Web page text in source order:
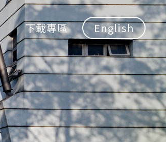
下載專區 English